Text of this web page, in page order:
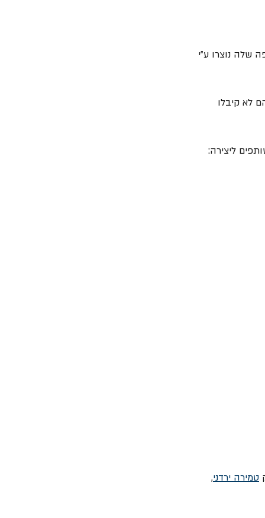
שלה נוצרו ע"י
לא קיבלו
ליצירה:
טמירה ירדני,